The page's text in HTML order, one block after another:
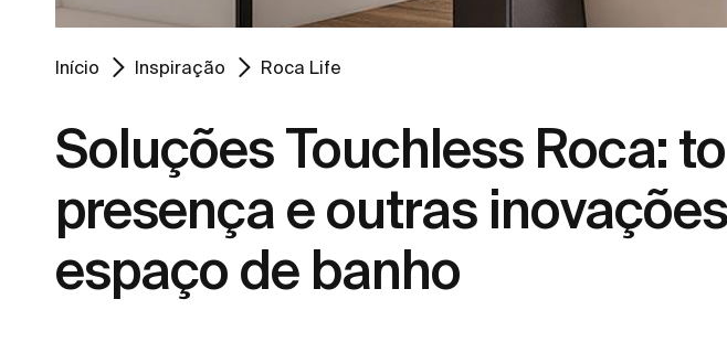
Início Inspiração Roca Life
Soluções Touchless Roca:
presença e outras
espaço de banho